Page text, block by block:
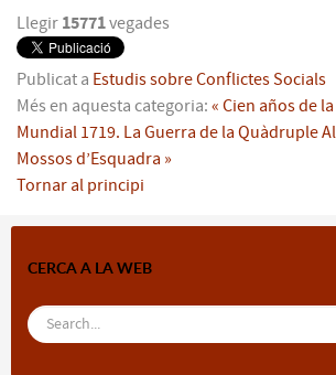
Llegir 15771vegades
Publicat a Estudis sobre Conflictes Socials
Més en aquesta categoria: « Cien años de
Mundial 1719. La Guerra de la Quàdruple
Mossos d’Esquadra »
Tornar al principi
CERCA A LA WEB